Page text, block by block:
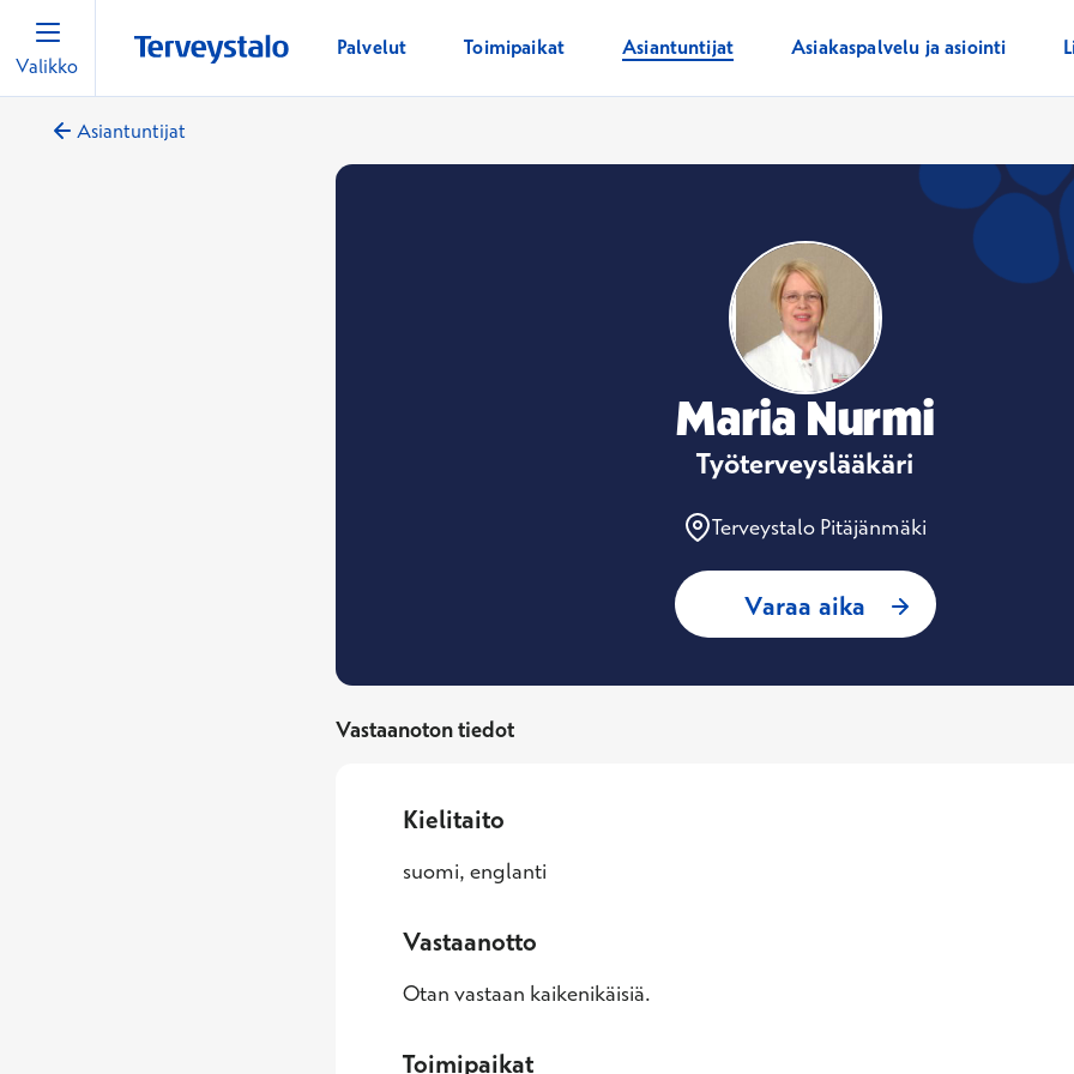
Valikko
Palvelut Toimipaikat Asiantuntijat Asiakaspalvelu ja asiointi
Asiantuntijat
Maria Nurmi
Työterveyslääkäri
Terveystalo Pitäjänmäki
Varaa aika : Maria Nurmi,
Vastaanoton tiedot
Kielitaito
suomi, englanti
Vastaanotto
Otan vastaan kaikenikäisiä.
Toimipaikat